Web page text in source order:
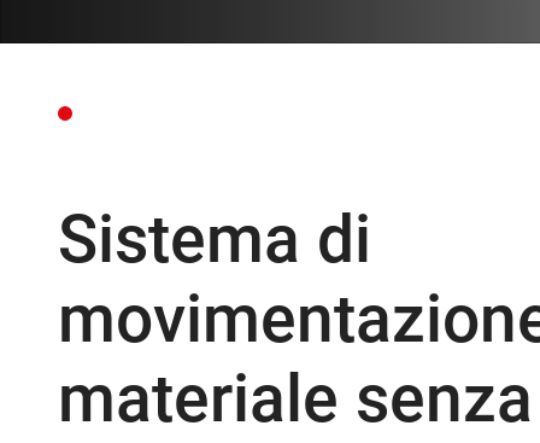
Sistema di
materiale senza